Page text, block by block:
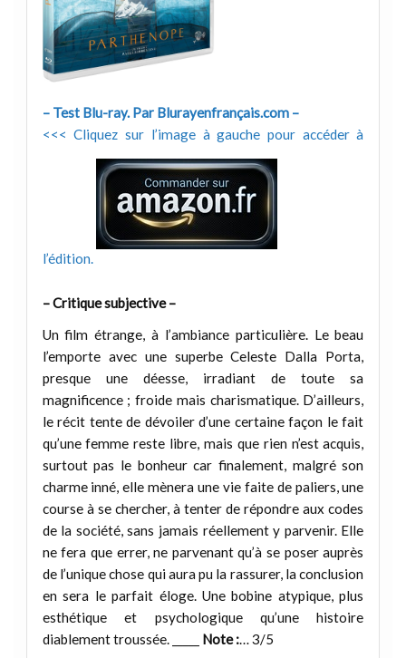
– Test Blu-ray. Par Blurayenfrançais.com –
<<< Cliquez sur l’image à gauche pour accéder à
l’édition.
– Critique subjective –
Un film étrange, à l’ambiance particulière. Le beau
l’emporte avec une superbe Celeste Dalla Porta,
presque une déesse, irradiant de toute sa
magnificence ; froide mais charismatique. D’ailleurs,
le récit tente de dévoiler d’une certaine façon le fait
qu’une femme reste libre, mais que rien n’est acquis,
surtout pas le bonheur car finalement, malgré son
charme inné, elle mènera une vie faite de paliers, une
course à se chercher, à tenter de répondre aux codes
de la société, sans jamais réellement y parvenir. Elle
ne fera que errer, ne parvenant qu’à se poser auprès
de l’unique chose qui aura pu la rassurer, la conclusion
en sera le parfait éloge. Une bobine atypique, plus
esthétique et psychologique qu’une histoire
diablement troussée. _____ Note :… 3/5